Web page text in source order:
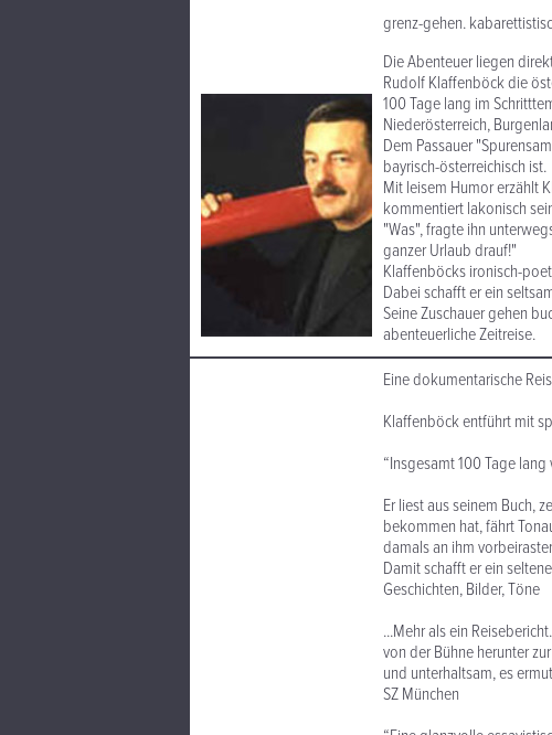
grenz-gehen.
Die Abenteuer liegen
Rudolf Klaffenböck die
100 Tage lang im
Niederösterreich,
Dem Passauer
bayrisch-österreichisch ist.
Mit leisem Humor erzählt
kommentiert lakonisch
"Was", fragte ihn
ganzer Urlaub drauf!"
Klaffenböcks ironisch-
Dabei schafft er ein
Seine Zuschauer gehen
abenteuerliche Zeitreise.
Eine dokumentarische
Klaffenböck entführt mit
“Insgesamt 100 Tage
Er liest aus seinem Buch,
bekommen hat, fährt
damals an ihm
Damit schafft er ein
Geschichten, Bilder, Töne
...Mehr als ein
von der Bühne herunter
und unterhaltsam, es
SZ München